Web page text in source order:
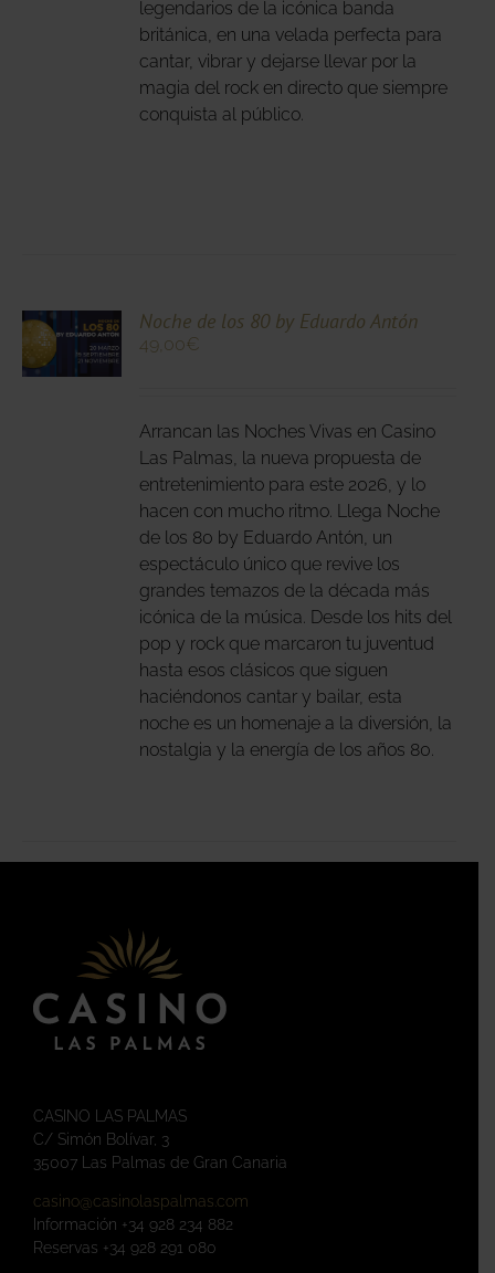
legendarios de la icónica banda
británica, en una velada perfecta para
cantar, vibrar y dejarse llevar por la
magia del rock en directo que siempre
conquista al público.
Noche de los 80 by Eduardo Antón
49,00€
Arrancan las Noches Vivas en Casino
Las Palmas, la nueva propuesta de
entretenimiento para este 2026, y lo
hacen con mucho ritmo. Llega Noche
de los 80 by Eduardo Antón, un
espectáculo único que revive los
grandes temazos de la década más
icónica de la música. Desde los hits del
pop y rock que marcaron tu juventud
hasta esos clásicos que siguen
haciéndonos cantar y bailar, esta
noche es un homenaje a la diversión, la
nostalgia y la energía de los años 80.
CASINO LAS PALMAS
C/ Simón Bolívar, 3
35007 Las Palmas de Gran Canaria
casino@casinolaspalmas.com
Información +34 928 234 882
Reservas +34 928 291 080